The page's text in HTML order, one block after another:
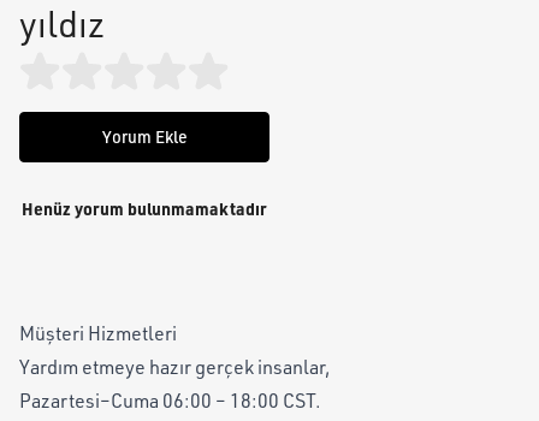
yıldız
Yorum Ekle
Henüz yorum bulunmamaktadır
Müşteri Hizmetleri
Yardım etmeye hazır gerçek insanlar,
Pazartesi–Cuma 06:00 – 18:00 CST.